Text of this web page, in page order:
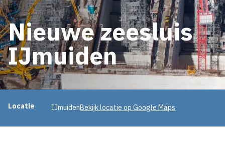
Nieuwe zeesluis
IJmuiden
Projectinformatie
Locatie IJmuidenBekijk locatie op Google Maps